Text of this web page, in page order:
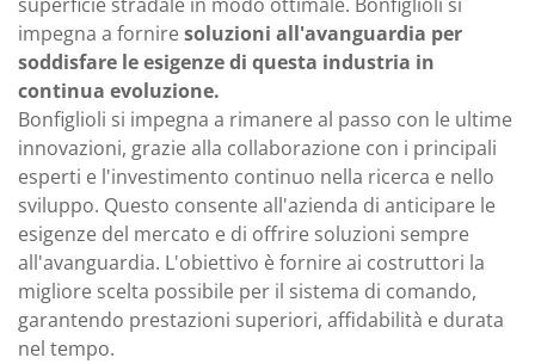
impegna a forniresoluzioni all'avanguardia per
soddisfare le esigenze di questa industria in
continua evoluzione.
Bonfiglioli si impegna a rimanere al passo con le ultime
innovazioni, grazie alla collaborazione con i principali
esperti e l'investimento continuo nella ricerca e nello
sviluppo. Questo consente all'azienda di anticipare le
esigenze del mercato e di offrire soluzioni sempre
all'avanguardia. L'obiettivo è fornire ai costruttori la
migliore scelta possibile per il sistema di comando,
garantendo prestazioni superiori, affidabilità e durata
nel tempo.